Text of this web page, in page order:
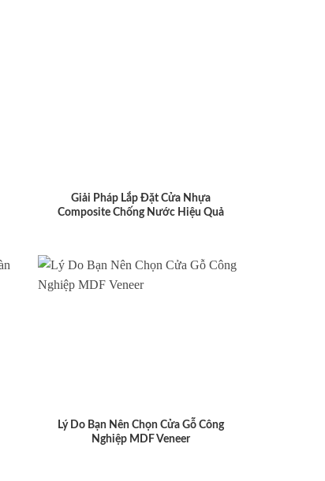
Giải Pháp Lắp Đặt Cửa Nhựa
Composite Chống Nước Hiệu Quả
Lý Do Bạn Nên Chọn Cửa Gỗ Công
Nghiệp MDF Veneer